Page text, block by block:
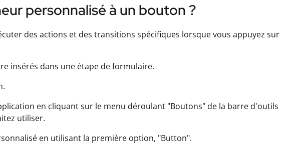
personnalisé à un bouton ?
des actions et des transitions spécifiques lorsque vous appuyez sur
insérés dans une étape de formulaire.
en cliquant sur le menu déroulant "Boutons" de la barre d'outils
utiliser.
en utilisant la première option, "Button".